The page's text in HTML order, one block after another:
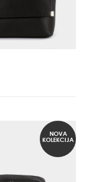
NOVA
KOLEKCIJA